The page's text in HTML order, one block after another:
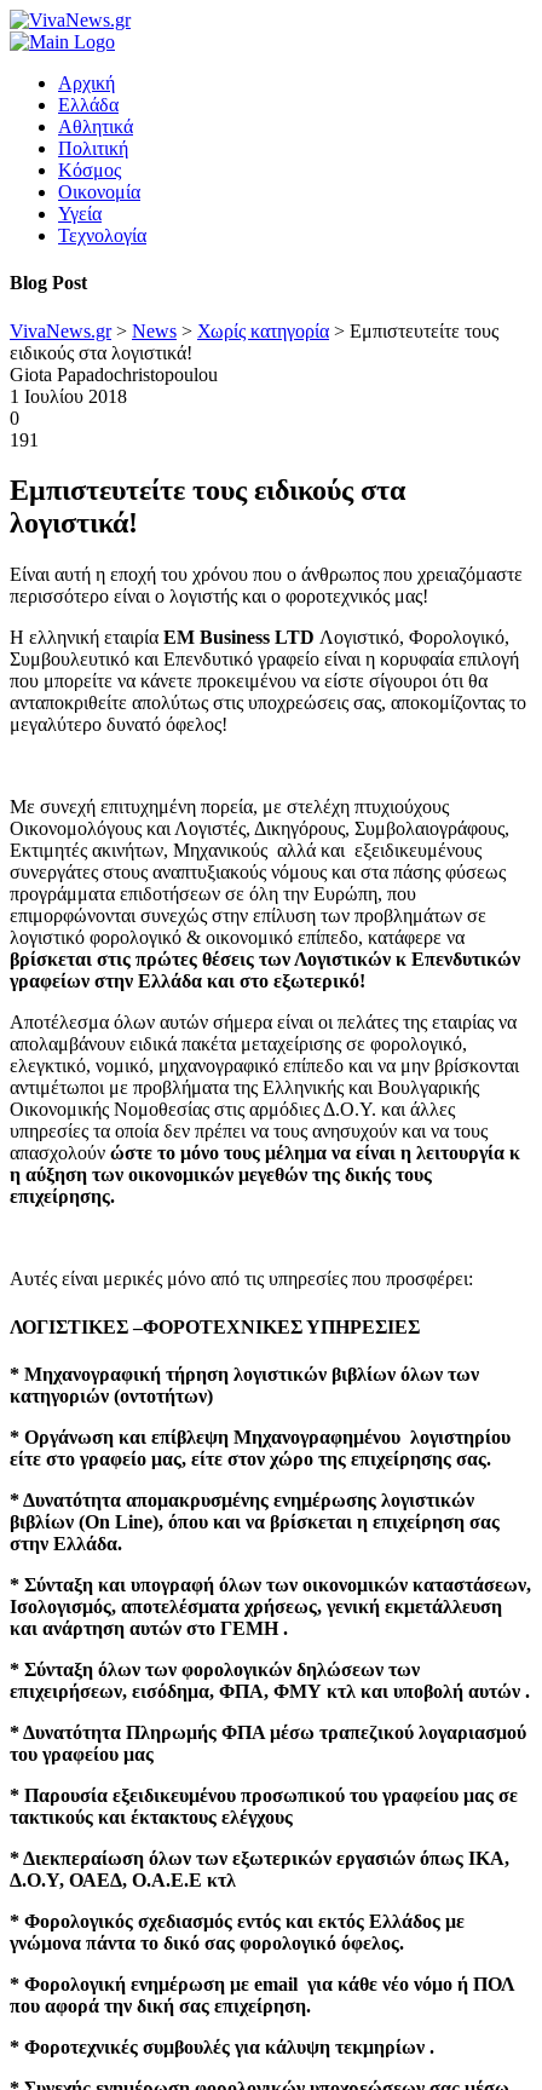
Αρχική
Ελλάδα
Αθλητικά
Πολιτική
Κόσμος
Οικονομία
Υγεία
Τεχνολογία
Blog Post
VivaNews.gr> News > Χωρίς κατηγορία > Εμπιστευτείτε τους
ειδικούς στα λογιστικά!
Giota Papadochristopoulou
1 Ιουλίου 2018
0
191
Εμπιστευτείτε τους ειδικούς στα
λογιστικά!
Είναι αυτή η εποχή του χρόνου που ο άνθρωπος που χρειαζόμαστε
περισσότερο είναι ο λογιστής και ο φοροτεχνικός μας!
Η ελληνική εταιρία EM Business LTD Λογιστικό, Φορολογικό,
Συμβουλευτικό και Επενδυτικό γραφείο είναι η κορυφαία επιλογή
που μπορείτε να κάνετε προκειμένου να είστε σίγουροι ότι θα
ανταποκριθείτε απολύτως στις υποχρεώσεις σας, αποκομίζοντας το
μεγαλύτερο δυνατό όφελος!
Με συνεχή επιτυχημένη πορεία, με στελέχη πτυχιούχους
Οικονομολόγους και Λογιστές, Δικηγόρους, Συμβολαιογράφους,
Εκτιμητές ακινήτων, Μηχανικούς αλλά και εξειδικευμένους
συνεργάτες στους αναπτυξιακούς νόμους και στα πάσης φύσεως
προγράμματα επιδοτήσεων σε όλη την Ευρώπη, που
επιμορφώνονται συνεχώς στην επίλυση των προβλημάτων σε
λογιστικό φορολογικό & οικονομικό επίπεδο, κατάφερε να
βρίσκεται στις πρώτες θέσεις των Λογιστικών κ Επενδυτικών
γραφείων στην Ελλάδα και στο εξωτερικό!
Αποτέλεσμα όλων αυτών σήμερα είναι οι πελάτες της εταιρίας να
απολαμβάνουν ειδικά πακέτα μεταχείρισης σε φορολογικό,
ελεγκτικό, νομικό, μηχανογραφικό επίπεδο και να μην βρίσκονται
αντιμέτωποι με προβλήματα της Ελληνικής και Βουλγαρικής
Οικονομικής Νομοθεσίας στις αρμόδιες Δ.Ο.Υ. και άλλες
υπηρεσίες τα οποία δεν πρέπει να τους ανησυχούν και να τους
απασχολούν ώστε το μόνο τους μέλημα να είναι η λειτουργία κ
η αύξηση των οικονομικών μεγεθών της δικής τους
επιχείρησης.
Αυτές είναι μερικές μόνο από τις υπηρεσίες που προσφέρει:
ΛΟΓΙΣΤΙΚΕΣ –ΦΟΡΟΤΕΧΝΙΚΕΣ ΥΠΗΡΕΣΙΕΣ
* Μηχανογραφική τήρηση λογιστικών βιβλίων όλων των
κατηγοριών (οντοτήτων)
* Οργάνωση και επίβλεψη Μηχανογραφημένου λογιστηρίου
είτε στο γραφείο μας, είτε στον χώρο της επιχείρησης σας.
* Δυνατότητα απομακρυσμένης ενημέρωσης λογιστικών
βιβλίων (On Line), όπου και να βρίσκεται η επιχείρηση σας
στην Ελλάδα.
* Σύνταξη και υπογραφή όλων των οικονομικών καταστάσεων,
Ισολογισμός, αποτελέσματα χρήσεως, γενική εκμετάλλευση
και ανάρτηση αυτών στο ΓΕΜΗ .
* Σύνταξη όλων των φορολογικών δηλώσεων των
επιχειρήσεων, εισόδημα, ΦΠΑ, ΦΜΥ κτλ και υποβολή αυτών .
* Δυνατότητα Πληρωμής ΦΠΑ μέσω τραπεζικού λογαριασμού
του γραφείου μας
* Παρουσία εξειδικευμένου προσωπικού του γραφείου μας σε
τακτικούς και έκτακτους ελέγχους
* Διεκπεραίωση όλων των εξωτερικών εργασιών όπως ΙΚΑ,
Δ.Ο.Υ, ΟΑΕΔ, Ο.Α.Ε.Ε κτλ
* Φορολογικός σχεδιασμός εντός και εκτός Ελλάδος με
γνώμονα πάντα το δικό σας φορολογικό όφελος.
* Φορολογική ενημέρωση με email για κάθε νέο νόμο ή ΠΟΛ
που αφορά την δική σας επιχείρηση.
* Φοροτεχνικές συμβουλές για κάλυψη τεκμηρίων .